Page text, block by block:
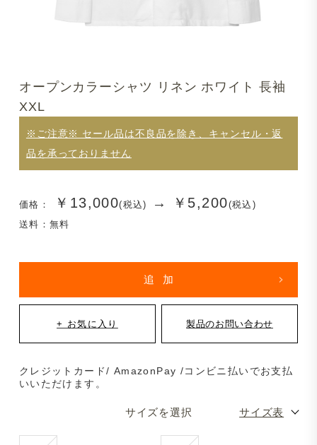
オープンカラーシャツ リネン ホワイト 長袖
XXL
※ご注意※ セール品は不良品を除き、キャンセル・返
品を承っておりません
価格： ￥13,000(税込) → ￥5,200(税込)
送料：無料
サイズを選択 サイズ表
クレジットカード/ AmazonPay /コンビニ払いでお支払
いいただけます。